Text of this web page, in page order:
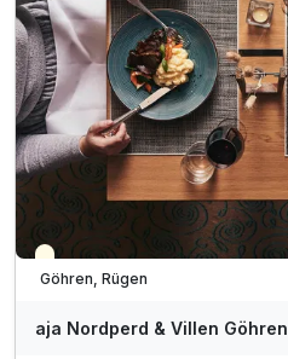
inkl. Nutzung W-Lan
Teilweise ausgelastet
Göhren, Rügen
aja Nordperd & Villen Göhren